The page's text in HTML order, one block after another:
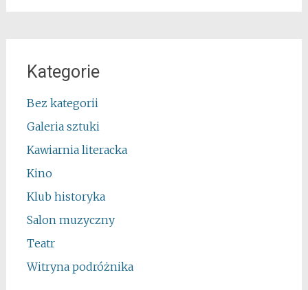
Kategorie
Bez kategorii
Galeria sztuki
Kawiarnia literacka
Kino
Klub historyka
Salon muzyczny
Teatr
Witryna podróżnika